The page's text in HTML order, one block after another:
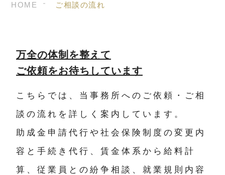
HOME ご相談の流れ
万全の体制を整えて
ご依頼をお待ちしています
こちらでは、当事務所へのご依頼・ご相
談の流れを詳しく案内しています。
助成金申請代行や社会保険制度の変更内
容と手続き代行、賃金体系から給料計
算、従業員との紛争相談、就業規則内容